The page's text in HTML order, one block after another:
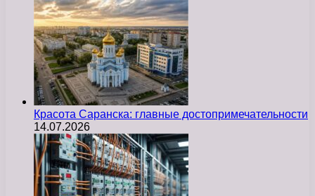
Красота Саранска: главные достопримечательности
14.07.2026